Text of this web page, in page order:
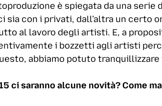
è spiegata da una
sia con i privati, dall’altra un certo
al lavoro degli artisti. E, a
i bozzetti agli artisti
abbiamo potuto
ci saranno alcune novità? Come